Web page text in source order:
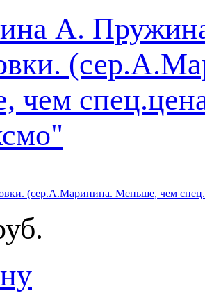
(сер.А.Маринина. Меньше, чем